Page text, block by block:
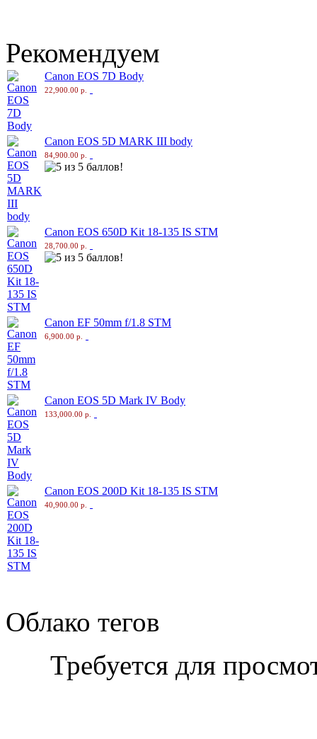
Рекомендуем
Canon EOS 7D Body
22,900.00 р.
Canon EOS 5D MARK III body
84,900.00 р.
Canon EOS 650D Kit 18-135 IS STM
28,700.00 р.
Canon EF 50mm f/1.8 STM
6,900.00 р.
Canon EOS 5D Mark IV Body
133,000.00 р.
Canon EOS 200D Kit 18-135 IS STM
40,900.00 р.
Облако тегов
Требуется для